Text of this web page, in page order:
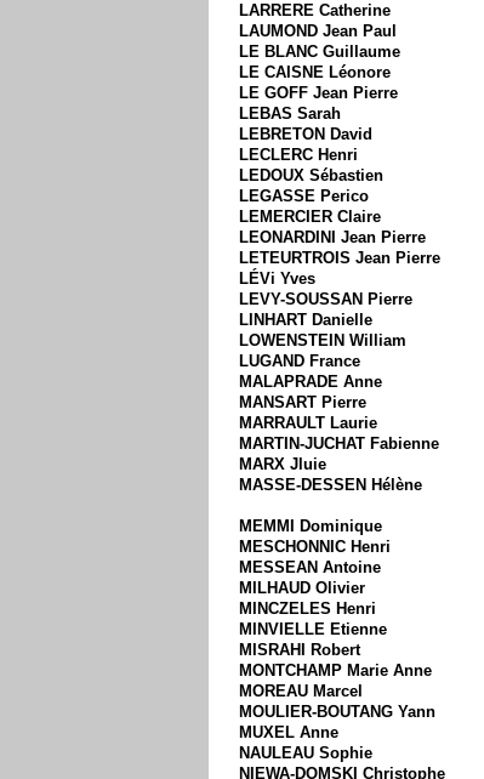
LARRERE Catherine
LAUMOND Jean Paul
LE BLANC Guillaume
LE CAISNE Léonore
LE GOFF Jean Pierre
LEBAS Sarah
LEBRETON David
LECLERC Henri
LEDOUX Sébastien
LEGASSE Perico
LEMERCIER Claire
LEONARDINI Jean Pierre
LETEURTROIS Jean Pierre
LÉVi Yves
LEVY-SOUSSAN Pierre
LINHART Danielle
LOWENSTEIN William
LUGAND France
MALAPRADE Anne
MANSART Pierre
MARRAULT Laurie
MARTIN-JUCHAT Fabienne
MARX Jluie
MASSE-DESSEN Hélène
MEMMI Dominique
MESCHONNIC Henri
MESSEAN Antoine
MILHAUD Olivier
MINCZELES Henri
MINVIELLE Etienne
MISRAHI Robert
MONTCHAMP Marie Anne
MOREAU Marcel
MOULIER-BOUTANG Yann
MUXEL Anne
NAULEAU Sophie
NIEWA-DOMSKI Christophe